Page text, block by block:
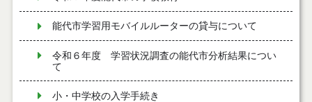
能代市学習用モバイルルーターの貸与について
令和６年度 学習状況調査の能代市分析結果につい
て
小・中学校の入学手続き